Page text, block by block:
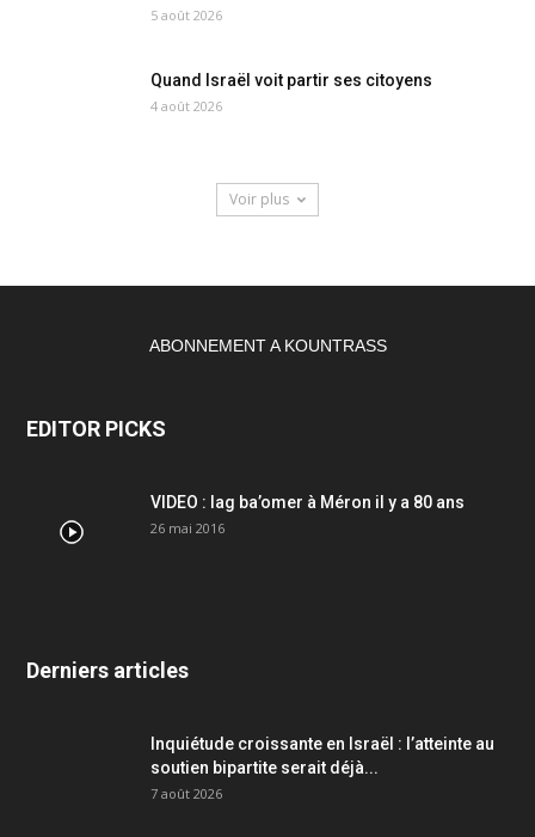
5 août 2026
Quand Israël voit partir ses citoyens
4 août 2026
Voir plus
ABONNEMENT A KOUNTRASS
EDITOR PICKS
VIDEO : lag ba’omer à Méron il y a 80 ans
26 mai 2016
Derniers articles
Inquiétude croissante en Israël : l’atteinte au
soutien bipartite serait déjà...
7 août 2026